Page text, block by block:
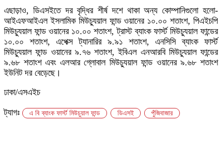
এছাড়াও, ডিএসইতে দর বৃদ্ধির শীর্ষ দশে থাকা অন্য কোম্পানিগুলো হলো-
আইএফআইএল ইসলামিক মিউচ্যুয়াল ফান্ড ওয়ানের ১০.০০ শতাংশ, পিএইচপি
মিউচ্যুয়াল ফান্ড ওয়ানের ১০.০০ শতাংশ, ট্রাস্ট ব্যাংক ফার্স্ট মিউচ্যুয়াল ফান্ডের
১০.০০ শতাংশ, এপেক্স ট্যানারির ৯.৯১ শতাংশ, এনসিসি ব্যাংক ফার্স্ট
মিউচ্যুয়াল ফান্ড ওয়ানের ৯.৭৬ শতাংশ, ইবিএল এনআরবি মিউচ্যুয়াল ফান্ডের
৯.৬৮ শতাংশ এবং এলআর গ্লোবাল মিউচ্যুয়াল ফান্ড ওয়ানের ৯.৬৮ শতাংশ
ইউনিট দর বেড়েছে।
ঢাকা/এসএইচ
ট্যাগঃ এ বি ব্যাংক ফার্স্ট মিউচুয়াল ফান্ড ডিএসই পুঁজিবাজার